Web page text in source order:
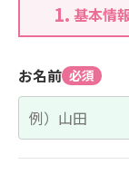
1. 基本情
お名前 必須